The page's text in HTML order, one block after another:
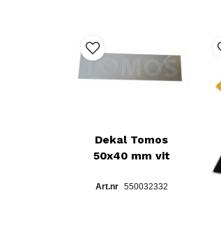
Dekal Tomos
50x40 mm vit
550032332